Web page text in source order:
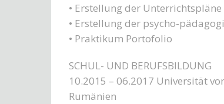
• Erstellung der Unterrichtspläne
• Erstellung der psycho-
• Praktikum Portofolio
SCHUL- UND BERUFSBILDUNG
10.2015 – 06.2017 Universität
Rumänien